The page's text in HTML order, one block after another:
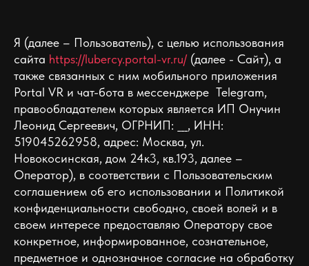
Я (далее – Пользователь), с целью использования
сайта https://lubercy.portal-vr.ru/ (далее - Сайт), а
также связанных с ним мобильного приложения
Portal VR и чат-бота в мессенджере Telegram,
правообладателем которых является ИП Онучин
Леонид Сергеевич, ОГРНИП: ___, ИНН:
519045262958, адрес: Москва, ул.
Новокосинская, дом 24к3, кв.193, далее –
Оператор), в соответствии с Пользовательским
соглашением об его использовании и Политикой
конфиденциальности свободно, своей волей и в
своем интересе предоставляю Оператору свое
конкретное, информированное, сознательное,
предметное и однозначное согласие на обработку